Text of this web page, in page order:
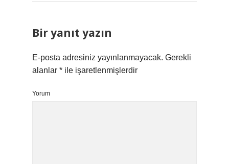
Bir yanıt yazın
E-posta adresiniz yayınlanmayacak. Gerekli
alanlar * ile işaretlenmişlerdir
Yorum